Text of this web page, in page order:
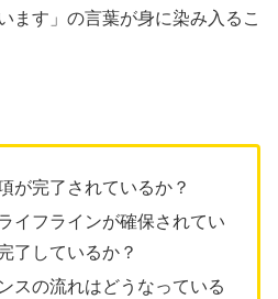
ます」の言葉が身に染み入るこ
が完了されているか？
イフラインが確保されてい
了しているか？
スの流れはどうなっている